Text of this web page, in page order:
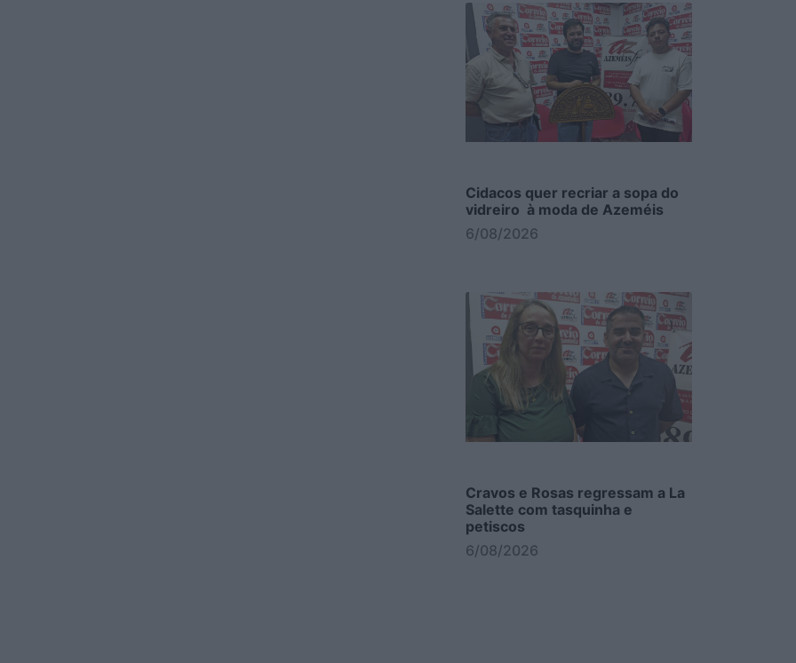
Cidacos quer recriar a sopa do
vidreiro à moda de Azeméis
6/08/2026
Cravos e Rosas regressam a La
Salette com tasquinha e
petiscos
6/08/2026